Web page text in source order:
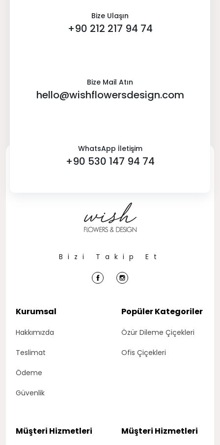
Bize Ulaşın
+90 212 217 94 74
Bize Mail Atın
hello@wishflowersdesign.com
WhatsApp İletişim
+90 530 147 94 74
Kurumsal
Hakkımızda
Teslimat
Ödeme
Güvenlik
Popüler Kategoriler
Özür Dileme Çiçekleri
Ofis Çiçekleri
Bizi Takip Et
Müşteri Hizmetleri Müşteri Hizmetleri